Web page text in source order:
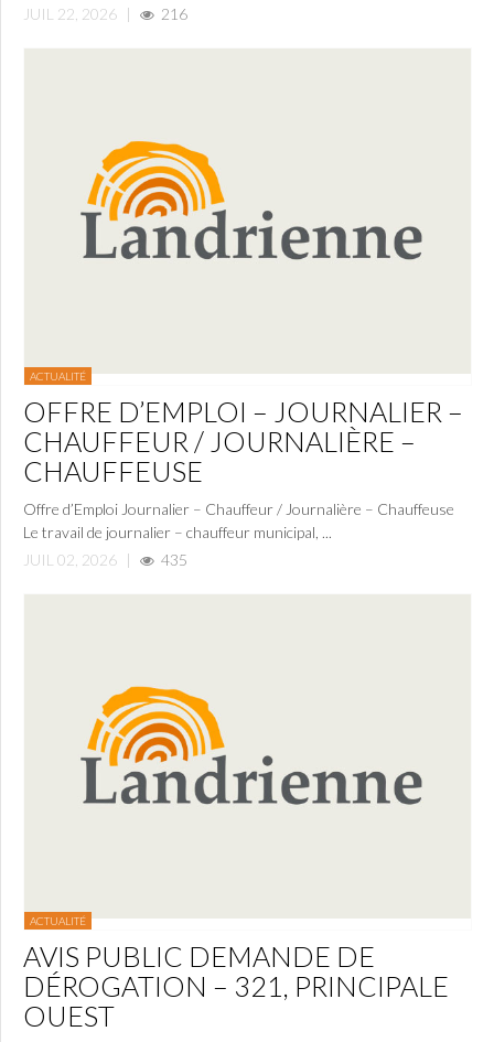
JUIL 22, 2026 | 216
ACTUALITÉ
OFFRE D’EMPLOI – JOURNALIER –
CHAUFFEUR / JOURNALIÈRE –
CHAUFFEUSE
Offre d’Emploi Journalier – Chauffeur / Journalière – Chauffeuse
Le travail de journalier – chauffeur municipal, ...
JUIL 02, 2026 | 435
ACTUALITÉ
AVIS PUBLIC DEMANDE DE
DÉROGATION – 321, PRINCIPALE
OUEST